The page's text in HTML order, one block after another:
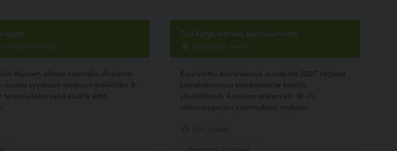
3869, Sodankylä
Vajusen altaan rannalla. Avoinna
alusta syyskuun loppuun päivittäin 9-
tervetulleita sekä sisälle että
Tmi Katja Härmä koirahieronta
Linjatie 520, Tuusula
Koulutettu koirahieroja vuodesta 2007 tarjoaa
koirahierontaa kaikenlaisille koirille
yksilöllisesti. Avoinna arkisin klo 16-21,
viikonloppuisin sopimuksen mukaan.